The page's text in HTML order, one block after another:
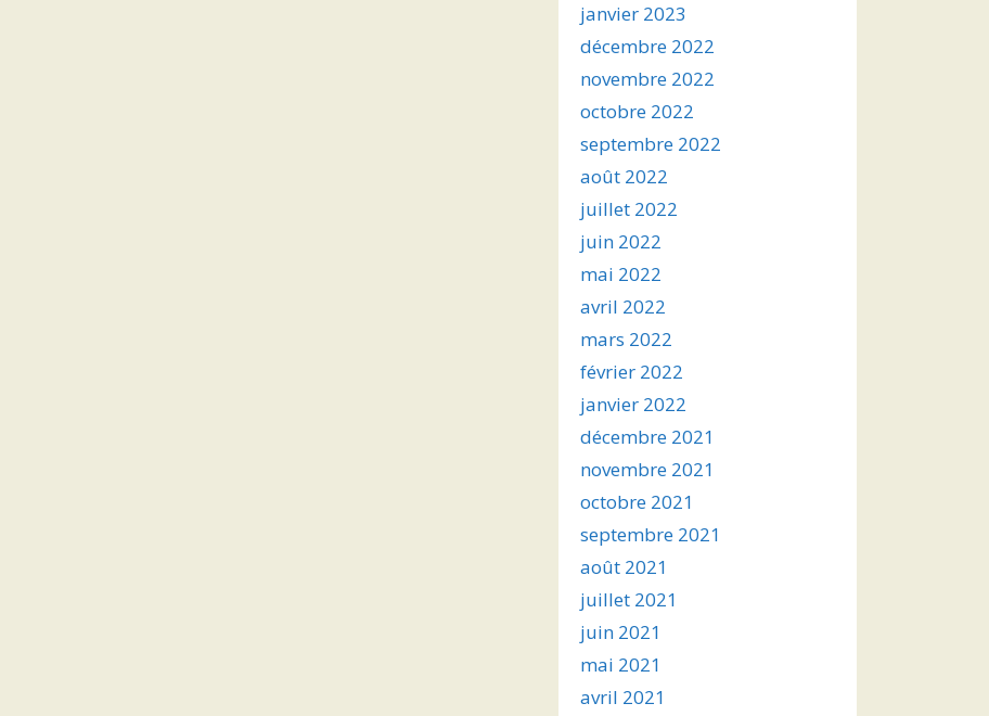
janvier 2023
décembre 2022
novembre 2022
octobre 2022
septembre 2022
août 2022
juillet 2022
juin 2022
mai 2022
avril 2022
mars 2022
février 2022
janvier 2022
décembre 2021
novembre 2021
octobre 2021
septembre 2021
août 2021
juillet 2021
juin 2021
mai 2021
avril 2021